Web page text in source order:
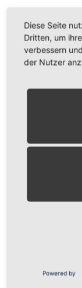
LEAVE A
E-MAIL-ADRESSE
Diese Seite
Dritten, um
verbessern
der Nutzer
Powered by